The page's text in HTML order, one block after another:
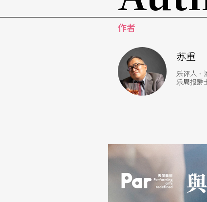
文字｜苏重 资深爵士乐评人
作者
苏重
乐评人、
乐周报爵